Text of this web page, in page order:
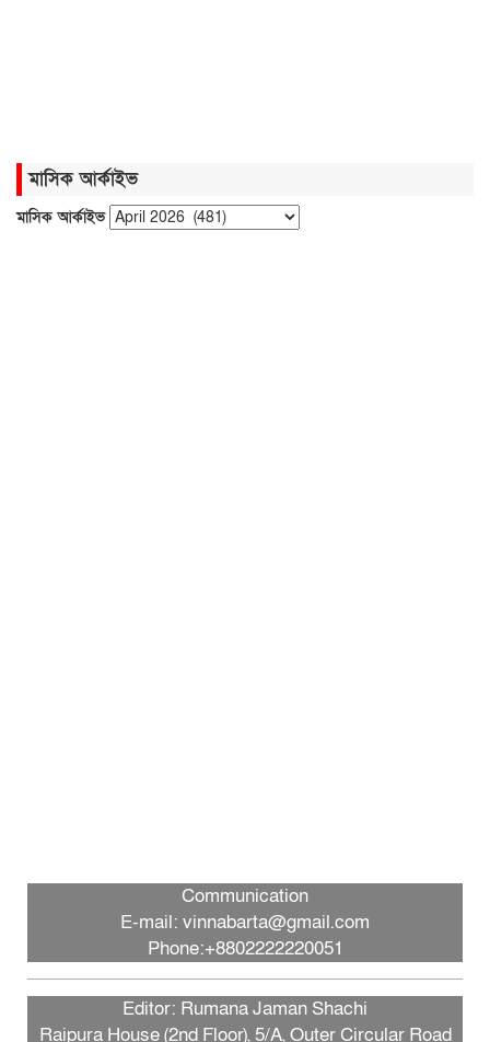
মাসিক আর্কাইভ
মাসিক আর্কাইভ
Communication
E-mail: vinnabarta@gmail.com
Phone:+8802222220051
Editor: Rumana Jaman Shachi
Raipura House (2nd Floor), 5/A, Outer Circular Road